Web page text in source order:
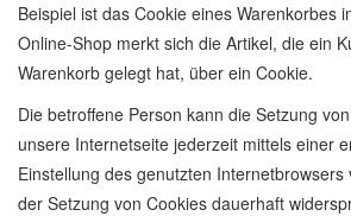
Beispiel ist das Cookie eines Warenkorbes
Online-Shop merkt sich die Artikel, die ein
Warenkorb gelegt hat, über ein Cookie.
Die betroffene Person kann die Setzung
unsere Internetseite jederzeit mittels einer
Einstellung des genutzten
der Setzung von Cookies dauerhaft